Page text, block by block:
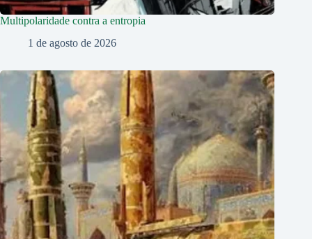
Multipolaridade contra a entropia
1 de agosto de 2026